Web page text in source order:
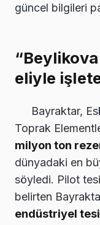
güncel bilgileri
eliyle
Bayraktar,
Toprak
milyon ton
dünyadaki en
söyledi. Pilot
belirten
endüstriyel